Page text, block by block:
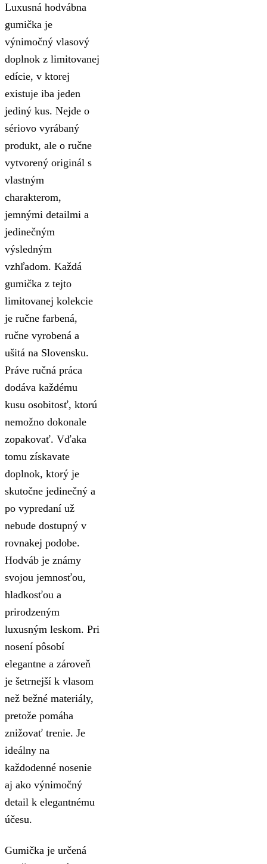
Luxusná hodvábna
gumička je
výnimočný vlasový
doplnok z limitovanej
edície, v ktorej
existuje iba jeden
jediný kus. Nejde o
sériovo vyrábaný
produkt, ale o ručne
vytvorený originál s
vlastným
charakterom,
jemnými detailmi a
jedinečným
výsledným
vzhľadom. Každá
gumička z tejto
limitovanej kolekcie
je ručne farbená,
ručne vyrobená a
ušitá na Slovensku.
Práve ručná práca
dodáva každému
kusu osobitosť, ktorú
nemožno dokonale
zopakovať. Vďaka
tomu získavate
doplnok, ktorý je
skutočne jedinečný a
po vypredaní už
nebude dostupný v
rovnakej podobe.
Hodváb je známy
svojou jemnosťou,
hladkosťou a
prirodzeným
luxusným leskom. Pri
nosení pôsobí
elegantne a zároveň
je šetrnejší k vlasom
než bežné materiály,
pretože pomáha
znižovať trenie. Je
ideálny na
každodenné nosenie
aj ako výnimočný
detail k elegantnému
účesu.
Gumička je určená